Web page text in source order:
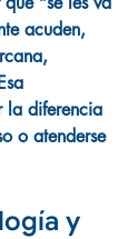
acuden,
la diferencia
o atenderse
y